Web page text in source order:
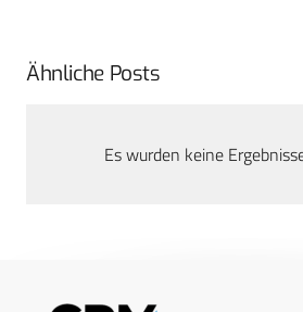
Ähnliche Posts
Es wurden keine